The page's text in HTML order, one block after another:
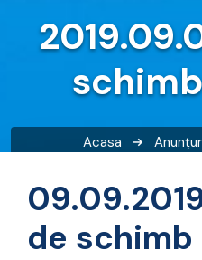
Acasa
de